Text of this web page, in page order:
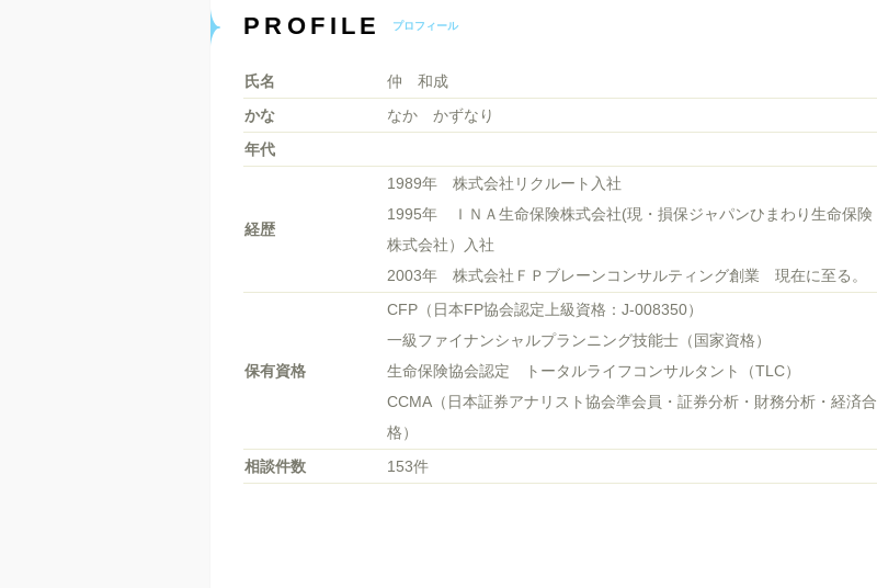
PROFILE プロフィール
氏名
仲 和成
かな
なか かずなり
年代
経歴
1989年 株式会社リクルート入社
1995年 ＩＮＡ生命保険株式会社(現・損保ジャパンひまわり生命保険
株式会社）入社
2003年 株式会社ＦＰブレーンコンサルティング創業 現在に至る。
保有資格
CFP（日本FP協会認定上級資格：J-008350）
一級ファイナンシャルプランニング技能士（国家資格）
生命保険協会認定 トータルライフコンサルタント（TLC）
CCMA（日本証券アナリスト協会準会員・証券分析・財務分析・経済合
格）
相談件数
153件